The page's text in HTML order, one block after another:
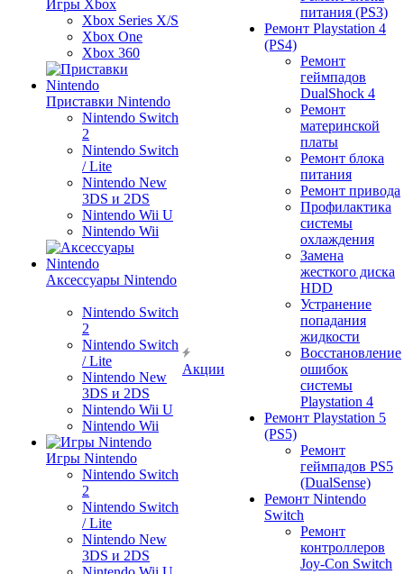
Игры Xbox
Xbox Series X/S
Xbox One
Xbox 360
Приставки Nintendo
Nintendo Switch
2
Nintendo Switch
/ Lite
Nintendo New
3DS и 2DS
Nintendo Wii U
Nintendo Wii
Аксессуары Nintendo
Nintendo Switch
2
Nintendo Switch
/ Lite
Nintendo New
3DS и 2DS
Nintendo Wii U
Nintendo Wii
Игры Nintendo
Nintendo Switch
2
Nintendo Switch
/ Lite
Nintendo New
3DS и 2DS
Акции
питания (PS3)
Ремонт Playstation 4
(PS4)
Ремонт
геймпадов
DualShock 4
Ремонт
материнской
платы
Ремонт блока
питания
Ремонт привода
Профилактика
системы
охлаждения
Замена
жесткого диска
HDD
Устранение
попадания
жидкости
Восстановление
ошибок
системы
Playstation 4
Ремонт Playstation 5
(PS5)
Ремонт
геймпадов PS5
(DualSense)
Ремонт Nintendo
Switch
Ремонт
контроллеров
Joy-Con Switch